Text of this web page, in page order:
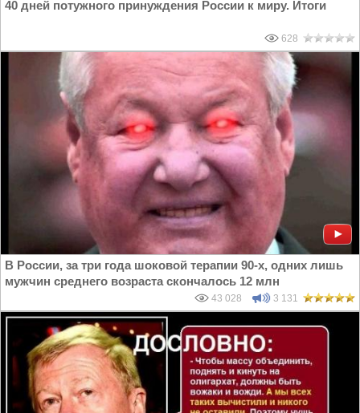
40 дней потужного принуждения России к миру. Итоги
628
В России, за три года шоковой терапии 90-х, одних лишь
мужчин среднего возраста скончалось 12 млн
43 028 3 131